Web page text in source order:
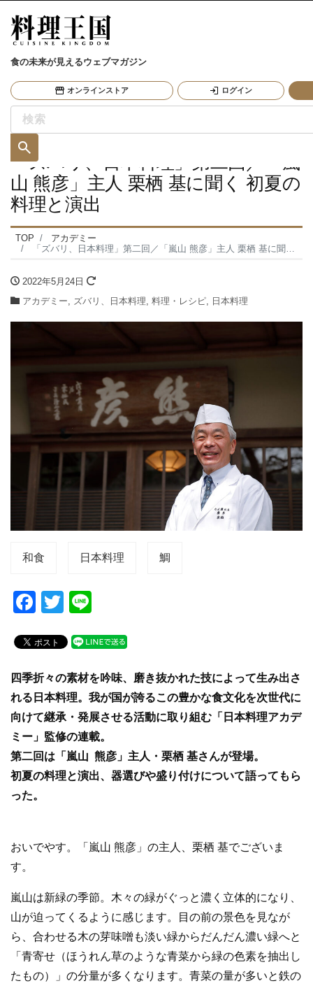
食の未来が見えるウェブマガジン
オンラインストア ログイン
「ズバリ、日本料理」第二回／「嵐
山 熊彦」主人 栗栖 基に聞く 初夏の
料理と演出
TOP
アカデミー
「ズバリ、日本料理」第二回／「嵐山 熊彦」主人 栗栖 基に聞く 初夏の料理と演出
2022年5月24日
アカデミー, ズバリ、日本料理, 料理・レシピ, 日本料理
和食 日本料理 鯛
F
c
e
b
o
o
k
T
tt
er
e
四季折々の素材を吟味、磨き抜かれた技によって生み出さ
れる日本料理。我が国が誇るこの豊かな食文化を次世代に
向けて継承・発展させる活動に取り組む「日本料理アカデ
ミー」監修の連載。
第二回は「嵐山 熊彦」主人・栗栖 基さんが登場。
初夏の料理と演出、器選びや盛り付けについて語ってもら
った。
おいでやす。「嵐山 熊彦」の主人、栗栖 基でございま
す。
嵐山は新緑の季節。木々の緑がぐっと濃く立体的になり、
山が迫ってくるように感じます。目の前の景色を見なが
ら、合わせる木の芽味噌も淡い緑からだんだん濃い緑へと
「青寄せ（ほうれん草のような青菜から緑の色素を抽出し
たもの）」の分量が多くなります。青菜の量が多いと鉄の